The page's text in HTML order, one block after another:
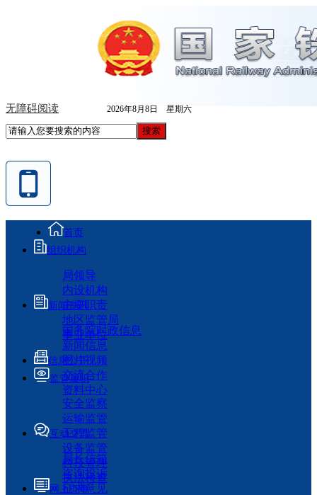
无障碍阅读 2026年8月8日 星期六
首页
组织机构
局领导
内设机构
主要职责
地区监管局
事业单位
新闻资讯
国务院时政信息
新闻信息
图片视频
交流合作
资料中心
信息公开
监管履职
安全监察
运输监管
工程监管
设备监管
科技管理
执法检查
互动交流
局长信箱
咨询投诉
征求意见
网上办事